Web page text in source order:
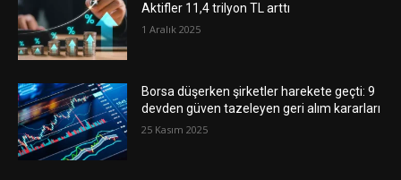
Aktifler 11,4 trilyon TL arttı
1 Aralık 2025
Borsa düşerken şirketler harekete geçti: 9
devden güven tazeleyen geri alım kararları
25 Kasım 2025